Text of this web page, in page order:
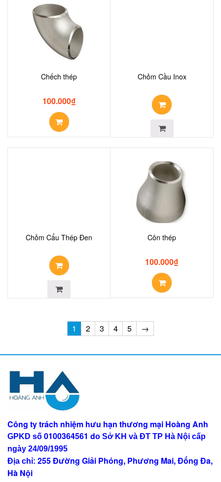
Chếch thép
₫
100.000
Chỏm Cầu Inox
Chỏm Cẩu Thép Đen Côn thép
₫
100.000
1 2 3 4 5 →
Công ty trách nhiệm hưu hạn thương mại Hoàng Anh
GPKD số 0100364561 do Sở KH và ĐT TP Hà Nội cấp
ngày 24/09/1995
Địa chỉ: 255 Đường Giải Phóng, Phương Mai, Đống Đa,
Hà Nội